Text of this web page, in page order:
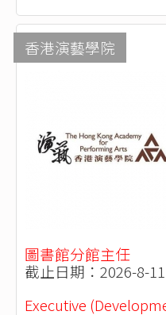
香港演藝學院
圖書館分館主任
截止日期：2026-8-11
Executive